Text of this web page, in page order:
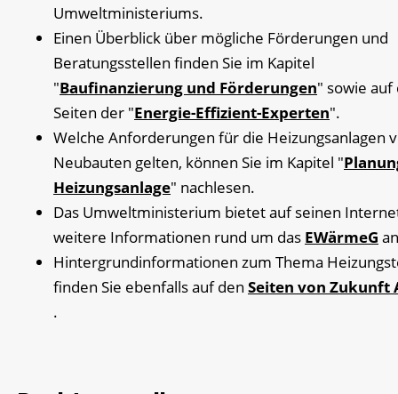
Umweltministeriums.
Einen Überblick über mögliche Förderungen und
Beratungsstellen finden Sie im Kapitel
"Baufinanzierung und Förderungen" sowie auf
Seiten der "Energie-Effizient-Experten".
Welche Anforderungen für die Heizungsanlagen
Neubauten gelten, können Sie im Kapitel "
Heizungsanlage" nachlesen.
Das Umweltministerium bietet auf seinen
weitere Informationen rund um das EWärmeG
Hintergrundinformationen zum Thema
finden Sie ebenfalls auf den Seiten von Zukunft
.